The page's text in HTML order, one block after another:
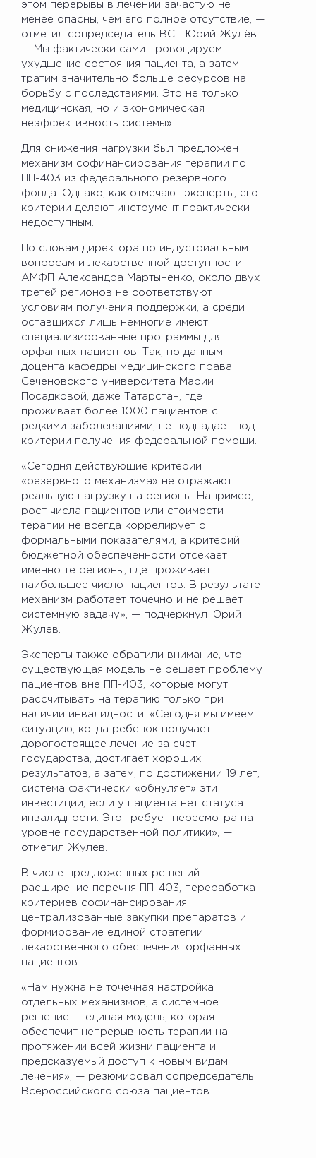
этом перерывы в лечении зачастую не
менее опасны, чем его полное отсутствие, —
отметил сопредседатель ВСП Юрий Жулёв.
— Мы фактически сами провоцируем
ухудшение состояния пациента, а затем
тратим значительно больше ресурсов на
борьбу с последствиями. Это не только
медицинская, но и экономическая
неэффективность системы».
Для снижения нагрузки был предложен
механизм софинансирования терапии по
ПП-403 из федерального резервного
фонда. Однако, как отмечают эксперты, его
критерии делают инструмент практически
недоступным.
По словам директора по индустриальным
вопросам и лекарственной доступности
АМФП Александра Мартыненко, около двух
третей регионов не соответствуют
условиям получения поддержки, а среди
оставшихся лишь немногие имеют
специализированные программы для
орфанных пациентов. Так, по данным
доцента кафедры медицинского права
Сеченовского университета Марии
Посадковой, даже Татарстан, где
проживает более 1000 пациентов с
редкими заболеваниями, не подпадает под
критерии получения федеральной помощи.
«Сегодня действующие критерии
«резервного механизма» не отражают
реальную нагрузку на регионы. Например,
рост числа пациентов или стоимости
терапии не всегда коррелирует с
формальными показателями, а критерий
бюджетной обеспеченности отсекает
именно те регионы, где проживает
наибольшее число пациентов. В результате
механизм работает точечно и не решает
системную задачу», — подчеркнул Юрий
Жулёв.
Эксперты также обратили внимание, что
существующая модель не решает проблему
пациентов вне ПП-403, которые могут
рассчитывать на терапию только при
наличии инвалидности. «Сегодня мы имеем
ситуацию, когда ребенок получает
дорогостоящее лечение за счет
государства, достигает хороших
результатов, а затем, по достижении 19 лет,
система фактически «обнуляет» эти
инвестиции, если у пациента нет статуса
инвалидности. Это требует пересмотра на
уровне государственной политики», —
отметил Жулёв.
В числе предложенных решений —
расширение перечня ПП-403, переработка
критериев софинансирования,
централизованные закупки препаратов и
формирование единой стратегии
лекарственного обеспечения орфанных
пациентов.
«Нам нужна не точечная настройка
отдельных механизмов, а системное
решение — единая модель, которая
обеспечит непрерывность терапии на
протяжении всей жизни пациента и
предсказуемый доступ к новым видам
лечения», — резюмировал сопредседатель
Всероссийского союза пациентов.